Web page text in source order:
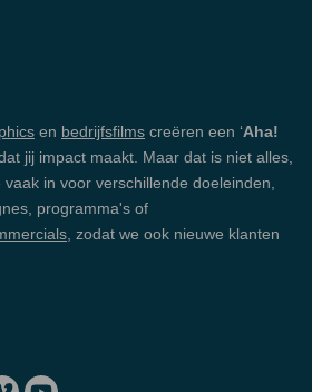
en bedrijfsfilms creëren een ‘Aha!
jij impact maakt. Maar dat is niet alles,
in voor verschillende doeleinden,
programma's of
, zodat we ook nieuwe klanten